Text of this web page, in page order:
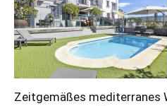
Zeitgemäßes mediterranes